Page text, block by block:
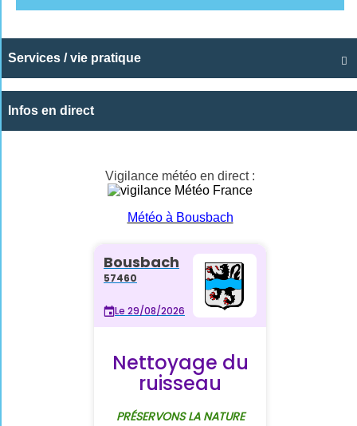

Services / vie pratique
Infos en direct
Vigilance météo en direct :
Météo à Bousbach